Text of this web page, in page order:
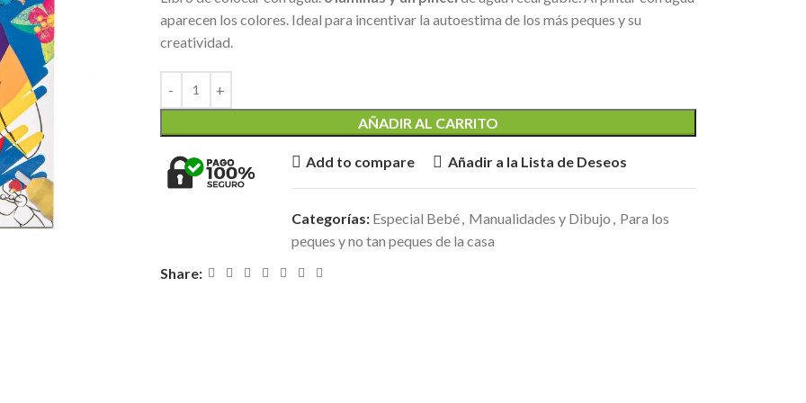
aparecen los colores. Ideal para incentivar la autoestima de los más peques y su
creatividad.
AÑADIR AL CARRITO
Add to compare Añadir a la Lista de Deseos
Categorías: Especial Bebé Manualidades y Dibujo
Para los
peques y no tan peques de la casa
Share: